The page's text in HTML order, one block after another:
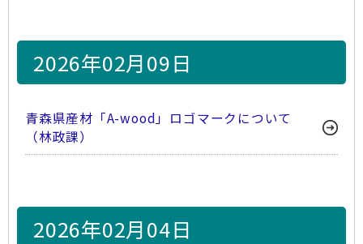
2026年02月09日
青森県産材「A-wood」ロゴマークについて
（林政課）
2026年02月04日